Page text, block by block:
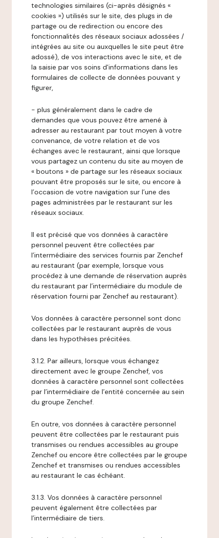
technologies similaires (ci-après désignés «
cookies ») utilisés sur le site, des plugs in de
partage ou de redirection ou encore des
fonctionnalités des réseaux sociaux adossées /
intégrées au site ou auxquelles le site peut être
adossé), de vos interactions avec le site, et de
la saisie par vos soins d'informations dans les
formulaires de collecte de données pouvant y
figurer,
- plus généralement dans le cadre de
demandes que vous pouvez être amené à
adresser au restaurant par tout moyen à votre
convenance, de votre relation et de vos
échanges avec le restaurant, ainsi que lorsque
vous partagez un contenu du site au moyen de
« boutons » de partage sur les réseaux sociaux
pouvant être proposés sur le site, ou encore à
l’occasion de votre navigation sur l’une des
pages administrées par le restaurant sur les
réseaux sociaux.
Il est précisé que vos données à caractère
personnel peuvent être collectées par
l’intermédiaire des services fournis par Zenchef
au restaurant (par exemple, lorsque vous
procédez à une demande de réservation auprès
du restaurant par l’intermédiaire du module de
réservation fourni par Zenchef au restaurant).
Vos données à caractère personnel sont donc
collectées par le restaurant auprès de vous
dans les hypothèses précitées.
3.1.2. Par ailleurs, lorsque vous échangez
directement avec le groupe Zenchef, vos
données à caractère personnel sont collectées
par l’intermédiaire de l’entité concernée au sein
du groupe Zenchef.
En outre, vos données à caractère personnel
peuvent être collectées par le restaurant puis
transmises ou rendues accessibles au groupe
Zenchef ou encore être collectées par le groupe
Zenchef et transmises ou rendues accessibles
au restaurant le cas échéant.
3.1.3. Vos données à caractère personnel
peuvent également être collectées par
l’intermédiaire de tiers.